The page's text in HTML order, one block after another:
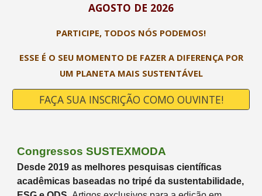
AGOSTO DE 2026
PARTICIPE, TODOS NÓS PODEMOS!
ESSE É O SEU MOMENTO DE FAZER A DIFERENÇA POR
UM PLANETA MAIS SUSTENTÁVEL
FAÇA SUA INSCRIÇÃO COMO OUVINTE!
Congressos SUSTEXMODA
Desde 2019 as melhores pesquisas científicas
acadêmicas baseadas no tripé da sustentabilidade,